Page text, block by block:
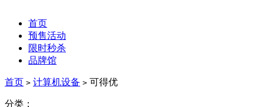
首页
预售活动
限时秒杀
品牌馆
首页 > 计算机设备 > 可得优
分类：